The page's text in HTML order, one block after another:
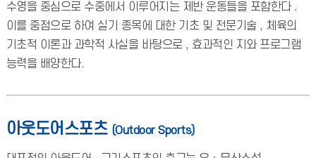
수영을 중심으로 수중에서 이루어지는 제반 운동들을 포함한다 .
이를 중점으로 하여 실기 종목에 대한 기초 및 전문기술 , 체육의
기초적 이론과 과학적 사실을 바탕으로 , 효과적인 지와 프로그램
능력을 배양한다.
아웃도어스포츠 (Outdoor Sports)